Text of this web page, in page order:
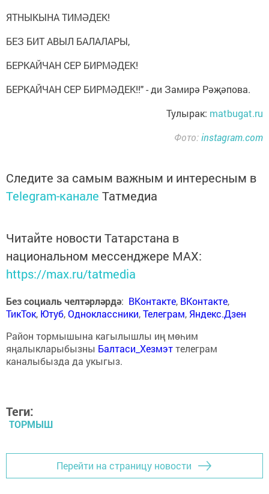
ЯТНЫКЫНА ТИМӘДЕК!
БЕЗ БИТ АВЫЛ БАЛАЛАРЫ,
БЕРКАЙЧАН СЕР БИРМӘДЕК!
БЕРКАЙЧАН СЕР БИРМӘДЕК!!" - ди Замирә Рәҗәпова.
Тулырак: matbugat.ru
Фото:instagram.com
Следите за самым важным и интересным в
Telegram-канале Татмедиа
Читайте новости Татарстана в
национальном мессенджере MАХ:
https://max.ru/tatmedia
Без социаль челтәрләрдә: ВКонтакте, ВКонтакте,
ТикТок, Ютуб,Одноклассники,Телеграм, Яндекс.Дзен
Район тормышына кагылышлы иң мөһим
яңалыкларыбызны Балтаси_Хезмэттелеграм
каналыбызда да укыгыз.
Теги:
ТОРМЫШ
Перейти на страницу новости